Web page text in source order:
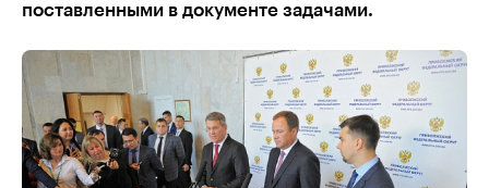
поставленными в документе задачами.